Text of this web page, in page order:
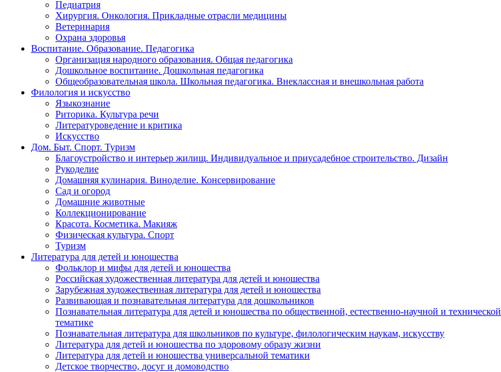
Педиатрия
Хирургия. Онкология. Прикладные отрасли медицины
Ветеринария
Охрана здоровья
Воспитание. Образование. Педагогика
Организация народного образования. Общая педагогика
Дошкольное воспитание. Дошкольная педагогика
Общеобразовательная школа. Школьная педагогика. Внеклассная и внешкольная работа
Филология и искусство
Языкознание
Риторика. Культура речи
Литературоведение и критика
Искусство
Дом. Быт. Спорт. Туризм
Благоустройство и интерьер жилищ. Индивидуальное и приусадебное строительство. Дизайн
Рукоделие
Домашняя кулинария. Виноделие. Консервирование
Сад и огород
Домашние животные
Коллекционирование
Красота. Косметика. Макияж
Физическая культура. Спорт
Туризм
Литература для детей и юношества
Фольклор и мифы для детей и юношества
Российская художественная литература для детей и юношества
Зарубежная художественная литература для детей и юношества
Развивающая и познавательная литература для дошкольников
Познавательная литература для детей и юношества по общественной, естественно-научной и технической
тематике
Познавательная литература для школьников по культуре, филологическим наукам, искусству
Литература для детей и юношества по здоровому образу жизни
Литература для детей и юношества универсальной тематики
Детское творчество, досуг и домоводство